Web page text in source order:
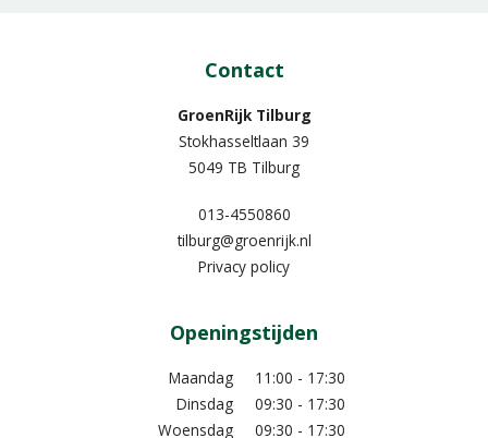
Contact
GroenRijk Tilburg
Stokhasseltlaan 39
5049 TB Tilburg
013-4550860
tilburg@groenrijk.nl
Privacy policy
Openingstijden
Maandag
11:00 - 17:30
Dinsdag
09:30 - 17:30
Woensdag
09:30 - 17:30